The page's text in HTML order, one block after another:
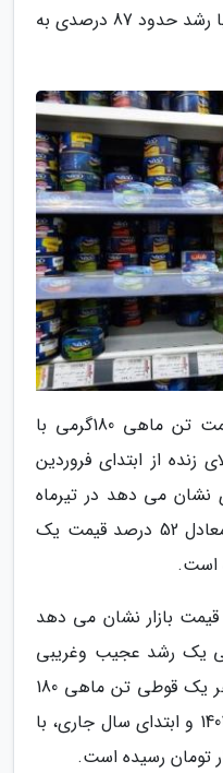
اسفند 1401 و ابتدای سال جاری، با رشد حدود 87 درصدی به
به گزارش نود مالی، مقایسه قیمت تن ماهی 180گرمی با
از ابتدای فروردین
نشان می دهد در تیرماه
قیمت یک تن ماهی 180 گرمی معادل 52 درصد قیمت یک
است.
و قیمت بازار نشان می دهد
یک رشد عجیب وغریبی
داشته است، به طوریکه قیمت هر یک قوطی تن ماهی 180
گرمی از 40 هزار تومان در اسفند 1401 و ابتدای سال جاری، با